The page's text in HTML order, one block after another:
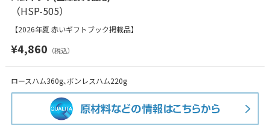
【2026年夏 赤いギフトブック掲載品】
¥4,860 （税込）
ロースハム360g､ボンレスハム220g